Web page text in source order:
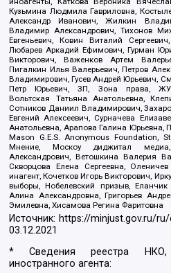
Кузьмина Людмила Гавриловна,
Александр Иванович, Жилкин
Владимир Александрович, Тихонов
Евгеньевич, Ковин Виталий
Любарев Аркадий Ефимович, Гурман
Викторович, Важенков Артем
Пигалкин Илья Валерьевич, Петров
Владимирович, Гусев Андрей Юрьевич,
Петр Юрьевич, ЗП, Зона права,
Вольтская Татьяна Анатольевна,
Сотников Даниил Владимирович,
Евгений Алексеевич, Сурначева
Анатольевна, Арапова Галина
Mason G.E.S. Anonymous Foundation,
Мнение, Москоу диджитал
Александрович, Ветошкина Валерия
Скворцова Елена Сергеевна,
инагент, Кочетков Игорь Викторович,
выборы, Нобелевский призыв, Еланчик
Алина Александровна, Григорьев
Эмилевна, Хисамова Регина Фаритовна
Источник: https://minjust.gov.ru/
03.12.2021
* Сведения реестра НКО,
иностранного агента: